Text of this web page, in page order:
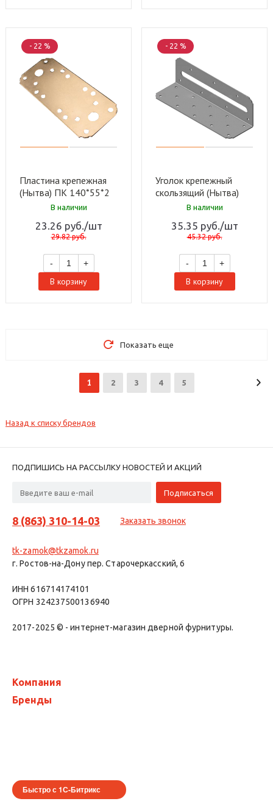
- 22 %
Пластина крепежная
(Нытва) ПК 140*55*2
Ц (100 шт)В наличии
23.26 руб. /шт
29.82руб.
- +
В корзину
- 22 %
Уголок крепежный
скользящий (Нытва)
УКС 200*62*62*2 Ц
В наличии
35.35 руб. /шт
45.32руб.
- +
В корзину
Показать еще
1 2 3 4 5
Назад к списку брендов
ПОДПИШИСЬ НА РАССЫЛКУ НОВОСТЕЙ И АКЦИЙ
8 (863) 310-14-03 Заказать звонок
tk-zamok@tkzamok.ru
г. Ростов-на-Дону пер. Старочеркасский, 6
ИНН 616714174101
ОГРН 324237500136940
2017-2025 © - интернет-магазин дверной фурнитуры.
Компания
Бренды
Быстро с 1С-Битрикс